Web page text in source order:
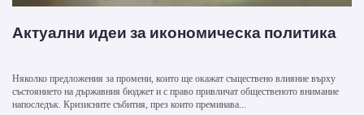
Актуални идеи за икономическа политика
Няколко предложения за промени, които ще окажат съществено влияние върху
състоянието на държавния бюджет и с право привличат общественото внимание
напоследък. Кризисните събития, през които преминава...